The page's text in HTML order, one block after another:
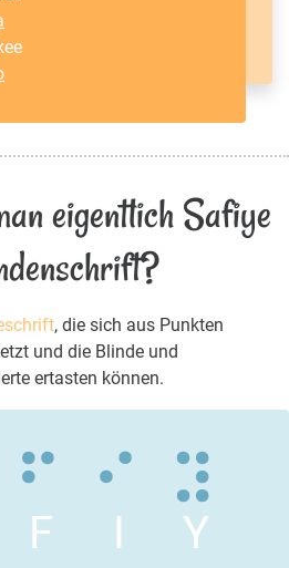
eigentlich Safiye
, die sich aus Punkten
und die Blinde und
ertasten können.
F I Y